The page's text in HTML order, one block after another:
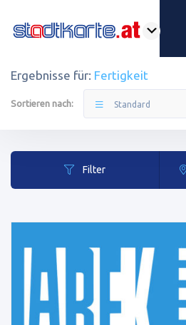
Ergebnisse für: Fertigkeit
Sortieren nach: Standard
Filter